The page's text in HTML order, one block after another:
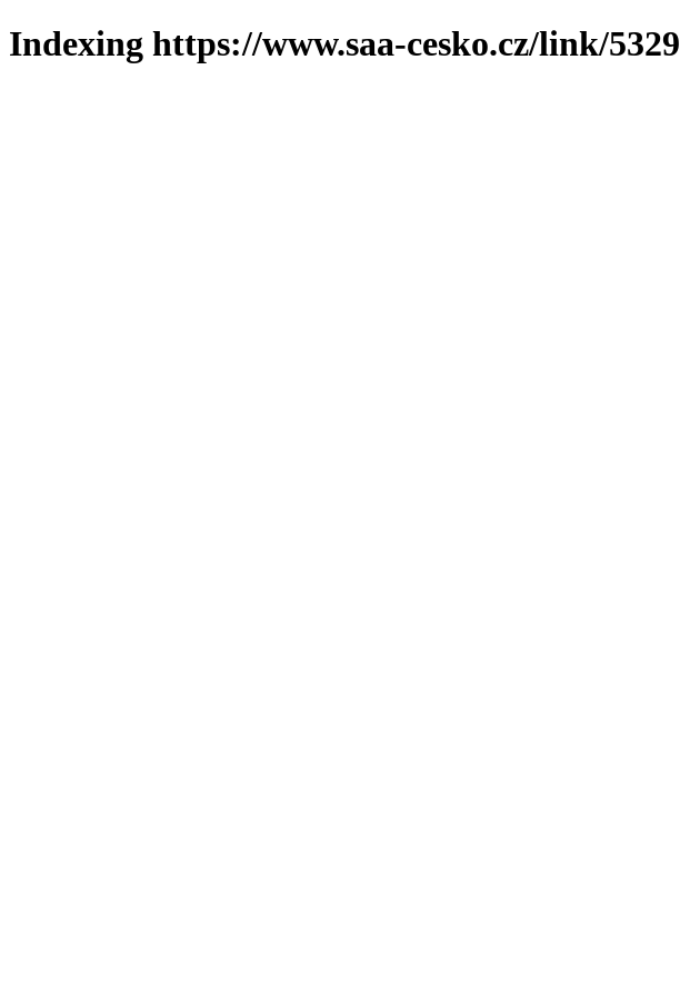
Indexing https://www.saa-cesko.cz/link/5329